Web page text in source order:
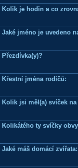
Kolik je hodin a co
Jaké jméno je uvedeno
Přezdívka(y)?
Křestní jména rodičů:
Kolik jsi měl(a) svíček
Kolikátého ty svíčky
Jaké máš domácí zvířata: